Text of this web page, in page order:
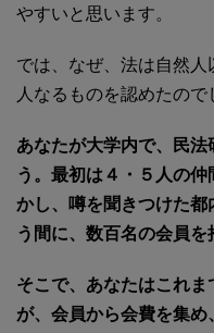
やすいと思います。
では、なぜ、法は自然
人なるものを認めたので
あなたが大学内で、民
う。最初は４・５人の
かし、噂を聞きつけた
う間に、数百名の会員を
そこで、あなたはこれ
が、会員から会費を集